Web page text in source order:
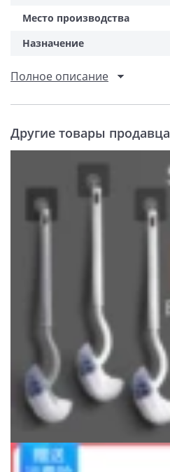
Место производства
Назначение
Полное описание
Другие товары продавца